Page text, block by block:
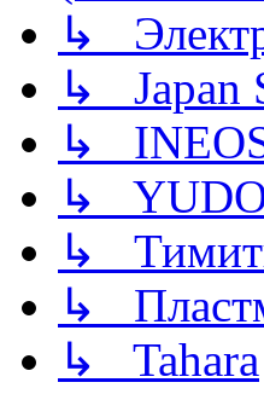
↳
↳ Japan
↳
↳
↳
↳
↳ Tahara